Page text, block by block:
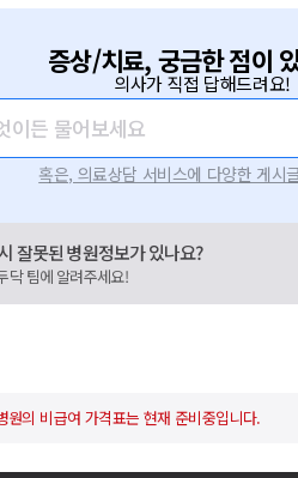
증상/치료, 궁금한 점이
의사가 직접 답해드려요!
이든 물어보세요
혹은, 의료상담 서비스에 다양한 게시
잘못된 병원정보가 있나요?
닥 팀에 알려주세요!
의 비급여 가격표는 현재 준비중입니다.